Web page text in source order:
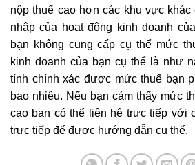
nộp thuế cao hơn các khu vực
nhập của hoạt động kinh doanh
bạn không cung cấp cụ thể mức
kinh doanh của bạn cụ thể là như
tính chính xác được mức thuế bạn
bao nhiêu. Nếu bạn cảm thấy mức
cao bạn có thể liên hệ trực tiếp với
trực tiếp để được hướng dẫn cụ thể.